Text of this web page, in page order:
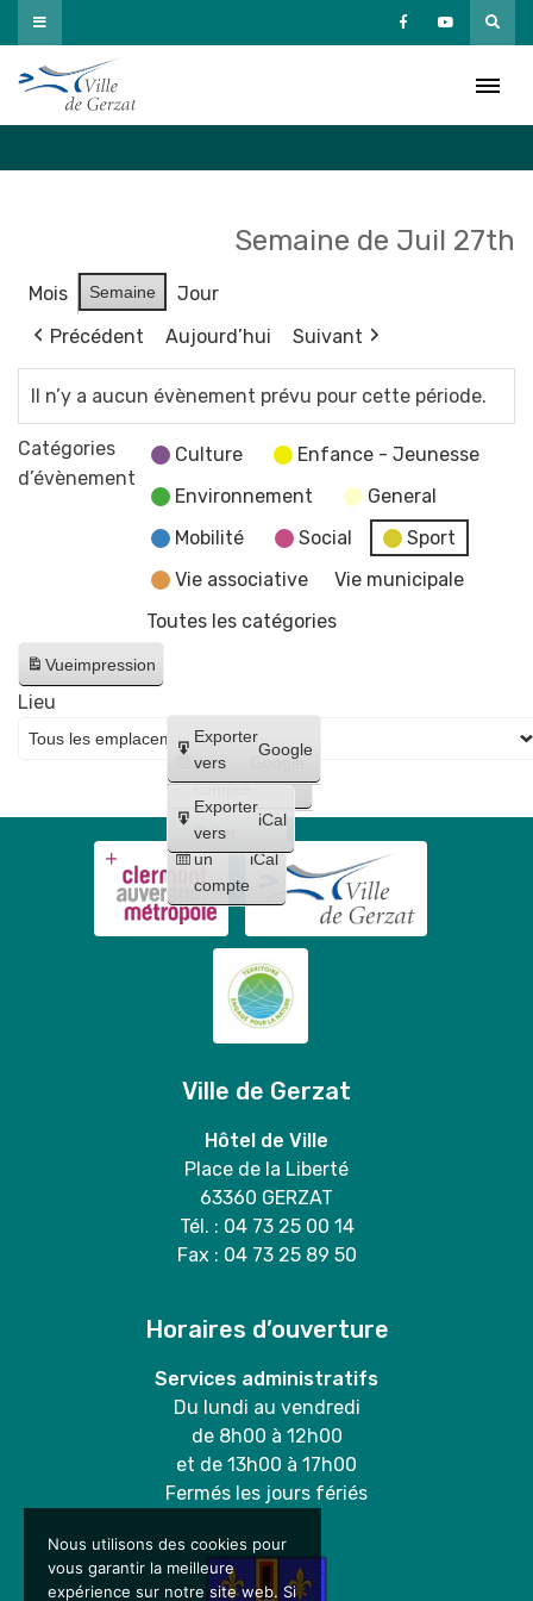
Passer
au
contenu
Semaine de Juil 27th
Mois Semaine
Jour
Précédent
Aujourd’hui Suivant
Il n’y a aucun évènement prévu pour cette période.
Catégories
d’évènement
Culture
Enfance - Jeunesse
Environnement
General
Mobilité
Social
Sport
Vie associative
Vie municipale
Toutes les catégories
Vueimpression
Créer
un
compte
Google
Créer
un
compte
iCal
Exporter
vers
Google
Exporter
vers
iCal
Lieu
Ville de Gerzat
Hôtel de Ville
Place de la Liberté
63360 GERZAT
Tél. : 04 73 25 00 14
Fax : 04 73 25 89 50
Horaires d’ouverture
Services administratifs
Du lundi au vendredi
de 8h00 à 12h00
et de 13h00 à 17h00
Fermés les jours fériés
Nous utilisons des cookies pour
vous garantir la meilleure
expérience sur notre site web. Si